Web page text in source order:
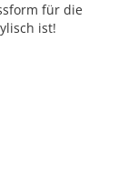
für die
ist!